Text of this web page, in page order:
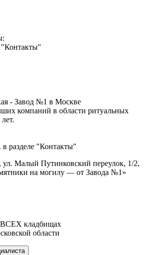
"Контакты"
- Завод №1 в Москве
компаний в области ритуальных
разделе "Контакты"
Малый Путинковский переулок, 1/2,
на могилу — от Завода №1»
ВСЕХ кладбищах
области